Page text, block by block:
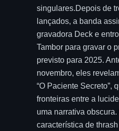
singulares.Depois de
lançados, a banda
gravadora Deck e
Tambor para gravar o
previsto para 2025.
novembro, eles
“O Paciente Secreto”,
fronteiras entre a
uma narrativa
característica de